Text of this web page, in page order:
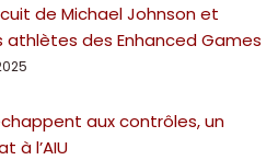
de Michael Johnson et
des Enhanced Games
aux contrôles, un
à l’AIU